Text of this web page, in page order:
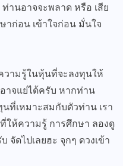
ท่านอาจจะพลาด หรือ เสีย
าก่อน เข้าใจก่อน มั่นใจ
ามรู้ในหุ้นที่จะลงทุนให้
าจแย่ได้ครับ หากท่าน
ที่เหมาะสมกับตัวท่าน เรา
ห้ความรู้ การศึกษา ลองดู
จัดไปเลยฮะ จุกๆ ดวงเข้า